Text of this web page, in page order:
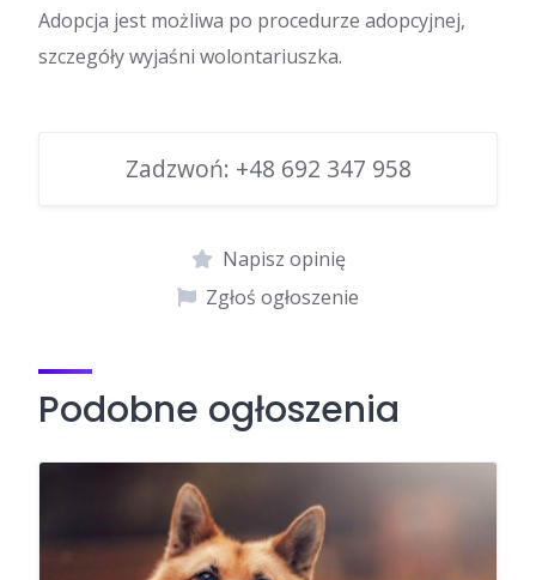
Adopcja jest możliwa po procedurze adopcyjnej,
szczegóły wyjaśni wolontariuszka.
Zadzwoń: +48 692 347 958
Napisz opinię
Zgłoś ogłoszenie
Podobne ogłoszenia